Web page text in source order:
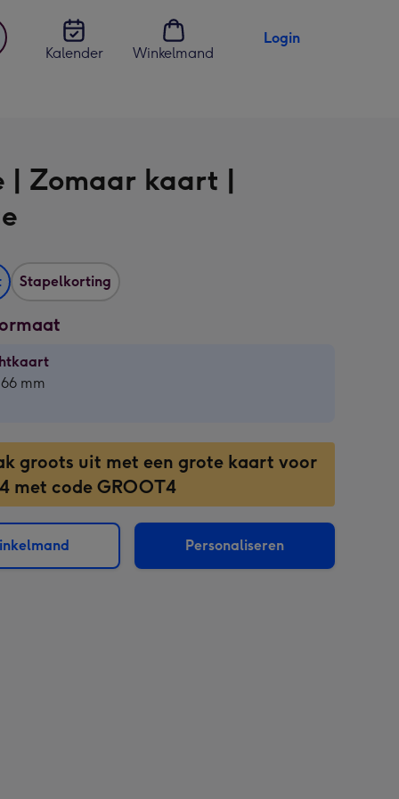
Kalender
Winkelmand
Login
| Zomaar kaart |
Stapelkorting
mm
groots uit met een grote kaart voor
met code GROOT4
Personaliseren